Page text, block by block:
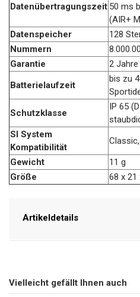
Datenübertragungszeit 50 ms
(AIR+
Datenspeicher
128
Nummern
Garantie
2
Batterielaufzeit
bis zu
Schutzklasse
IP 65
SI System
Kompatibilität
Gewicht
11 g
Größe
68 x 21
Artikeldetails
Vielleicht gefällt Ihnen auch